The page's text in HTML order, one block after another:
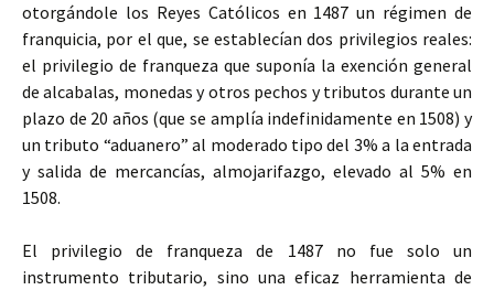
otorgándole los Reyes Católicos en 1487 un régimen de
franquicia, por el que, se establecían dos privilegios reales:
el privilegio de franqueza que suponía la exención general
de alcabalas, monedas y otros pechos y tributos durante un
plazo de 20 años (que se amplía indefinidamente en 1508) y
un tributo “aduanero” al moderado tipo del 3% a la entrada
y salida de mercancías, almojarifazgo, elevado al 5% en
1508.
El privilegio de franqueza de 1487 no fue solo un
instrumento tributario, sino una eficaz herramienta de